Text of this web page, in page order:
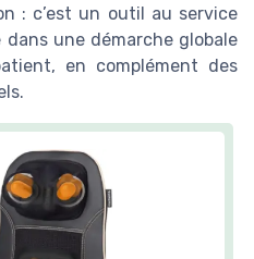
: c’est un outil au service
une démarche globale
en complément des